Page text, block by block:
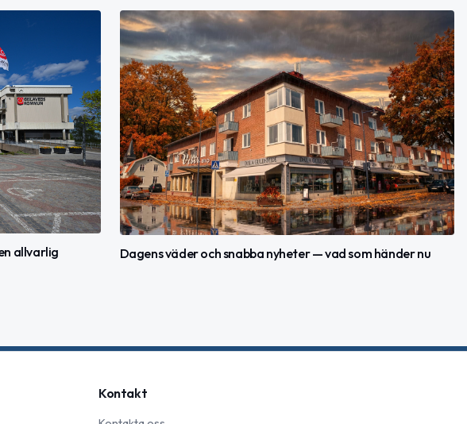
allvarlig
Dagens väder och snabba nyheter — vad som händer nu
Kontakt